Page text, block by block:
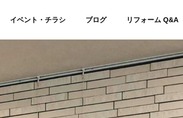
イベント・チラシ ブログ リフォーム Q&A